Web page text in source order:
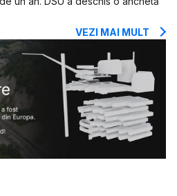
VEZI MAI MULT